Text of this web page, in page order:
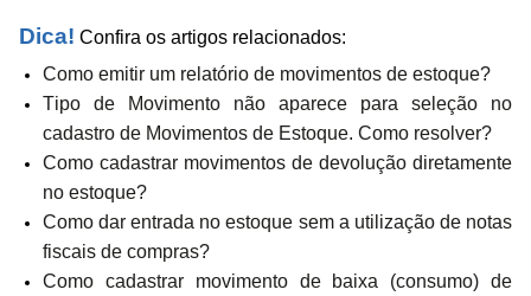
Dica! Confira os artigos relacionados:
Como emitir um relatório de movimentos de estoque?
Tipo de Movimento não aparece para seleção no
cadastro de Movimentos de Estoque. Como resolver?
Como cadastrar movimentos de devolução diretamente
no estoque?
Como dar entrada no estoque sem a utilização de notas
fiscais de compras?
Como cadastrar movimento de baixa (consumo) de